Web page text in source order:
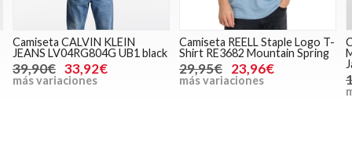
Camiseta REELL Staple Logo T-
Shirt RE3682 Mountain Spring
29,95€ 23,96€
más variaciones
Cazadora Gianni Kavanagh
Multicolor British Puffer
Jacket GKM007005
130,00€ 104,00€